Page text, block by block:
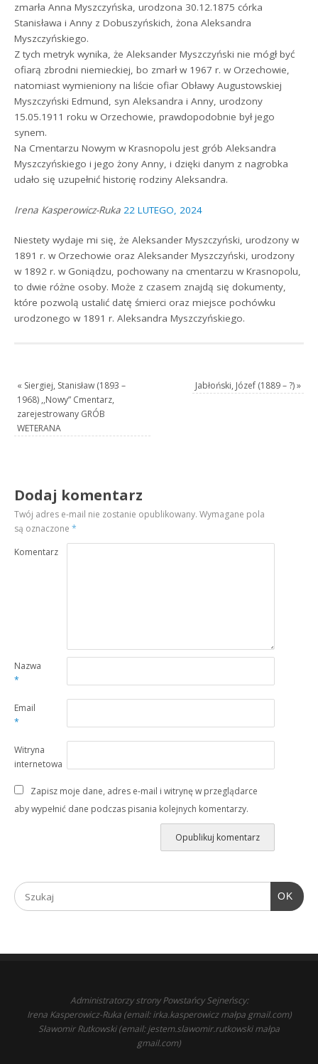
zmarła Anna Myszczyńska, urodzona 30.12.1875 córka
Stanisława i Anny z Dobuszyńskich, żona Aleksandra
Myszczyńskiego.
Z tych metryk wynika, że Aleksander Myszczyński nie mógł być
ofiarą zbrodni niemieckiej, bo zmarł w 1967 r. w Orzechowie,
natomiast wymieniony na liście ofiar Obławy Augustowskiej
Myszczyński Edmund, syn Aleksandra i Anny, urodzony
15.05.1911 roku w Orzechowie, prawdopodobnie był jego
synem.
Na Cmentarzu Nowym w Krasnopolu jest grób Aleksandra
Myszczyńskiego i jego żony Anny, i dzięki danym z nagrobka
udało się uzupełnić historię rodziny Aleksandra.
Irena Kasperowicz-Ruka 22 LUTEGO, 2024
Niestety wydaje mi się, że Aleksander Myszczyński, urodzony w
1891 r. w Orzechowie oraz Aleksander Myszczyński, urodzony
w 1892 r. w Goniądzu, pochowany na cmentarzu w Krasnopolu,
to dwie różne osoby. Może z czasem znajdą się dokumenty,
które pozwolą ustalić datę śmierci oraz miejsce pochówku
urodzonego w 1891 r. Aleksandra Myszczyńskiego.
« Siergiej, Stanisław (1893 –
1968) ,,Nowy” Cmentarz,
zarejestrowany GRÓB
WETERANA
Jabłoński, Józef (1889 – ?)»
Dodaj komentarz
Twój adres e-mail nie zostanie opublikowany. Wymagane pola
są oznaczone*
Komentarz
Nazwa
*
Email
*
Witryna
internetowa
Zapisz moje dane, adres e-mail i witrynę w przeglądarce
aby wypełnić dane podczas pisania kolejnych komentarzy.
OK
Administratorzy strony Powstańcy Sejneńscy:
Irena Kasperowicz-Ruka (email: irka.kasperowicz małpa gmail.com)
Sławomir Rutkowski (email: jestem.slawomir.rutkowski małpa
gmail.com)